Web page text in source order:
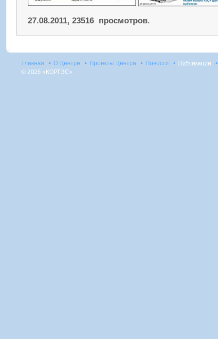
27.08.2011, 23516 просмотров.
Главная • О Центре • Проекты Центра • Новости • Публикации
•
© 2026 «КОРТЭС»